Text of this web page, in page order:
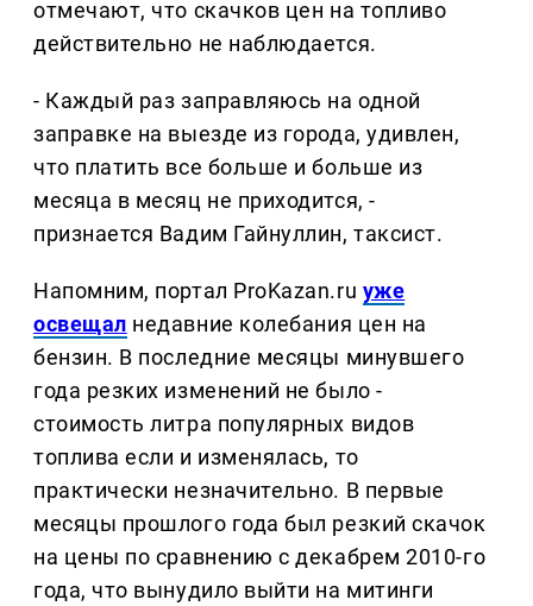
отмечают, что скачков цен на топливо
действительно не наблюдается.
- Каждый раз заправляюсь на одной
заправке на выезде из города, удивлен,
что платить все больше и больше из
месяца в месяц не приходится, -
признается Вадим Гайнуллин, таксист.
Напомним, портал ProKazan.ru уже
освещал недавние колебания цен на
бензин. В последние месяцы минувшего
года резких изменений не было -
стоимость литра популярных видов
топлива если и изменялась, то
практически незначительно. В первые
месяцы прошлого года был резкий скачок
на цены по сравнению с декабрем 2010-го
года, что вынудило выйти на митинги